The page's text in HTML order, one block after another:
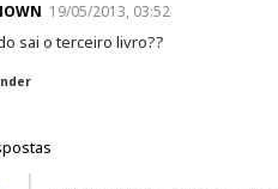
19/05/2013, 03:52
sai o terceiro livro??